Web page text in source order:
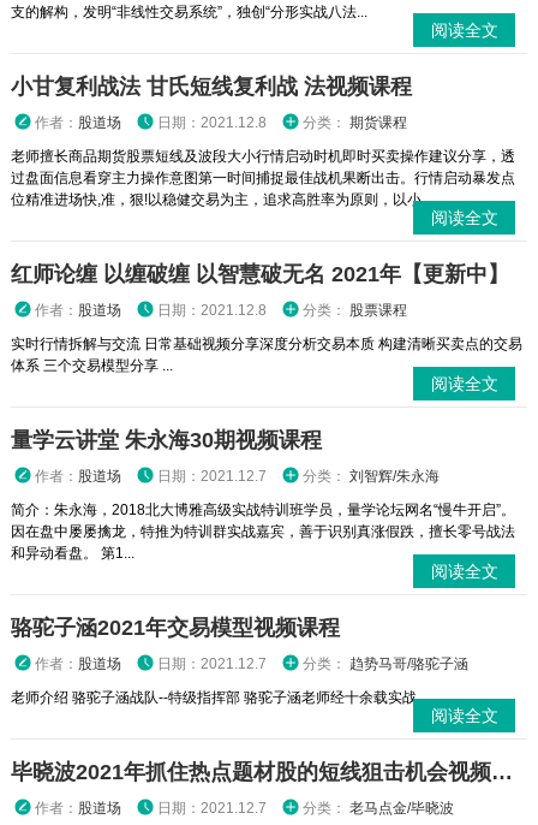
支的解构，发明“非线性交易系统”，独创“分形实战八法...
阅读全文
小甘复利战法 甘氏短线复利战 法视频课程
作者： 股道场 日期：2021.12.8 分类： 期货课程
老师擅长商品期货股票短线及波段大小行情启动时机即时买卖操作建议分享，透
过盘面信息看穿主力操作意图第一时间捕捉最佳战机果断出击。行情启动暴发点
位精准进场快,准，狠!以稳健交易为主，追求高胜率为原则，以小...
阅读全文
红师论缠 以缠破缠 以智慧破无名 2021年【更新中】
作者： 股道场 日期：2021.12.8 分类： 股票课程
实时行情拆解与交流 日常基础视频分享深度分析交易本质 构建清晰买卖点的交易
体系 三个交易模型分享 ...
阅读全文
量学云讲堂 朱永海30期视频课程
作者： 股道场 日期：2021.12.7 分类： 刘智辉/朱永海
简介：朱永海，2018北大博雅高级实战特训班学员，量学论坛网名“慢牛开启”。
因在盘中屡屡擒龙，特推为特训群实战嘉宾，善于识别真涨假跌，擅长零号战法
和异动看盘。 第1...
阅读全文
骆驼子涵2021年交易模型视频课程
作者： 股道场 日期：2021.12.7 分类： 趋势马哥/骆驼子涵
老师介绍 骆驼子涵战队--特级指挥部 骆驼子涵老师经十余载实战...
阅读全文
毕晓波2021年抓住热点题材股的短线狙击机会视频课程
作者： 股道场 日期：2021.12.7 分类： 老马点金/毕晓波